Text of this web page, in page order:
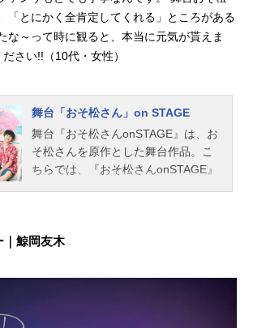
「とにかく全肯定してくれる」ところがある
な～って時に観ると、本当に元気が貰えま
さい!!（10代・女性）
舞台「おそ松さん」on STAGE
舞台『おそ松さんonSTAGE』は、お
そ松さんを原作とした舞台作品。こ
ちらでは、『おそ松さんonSTAGE』
｜鯨岡友木